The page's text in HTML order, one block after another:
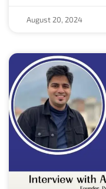
August 20, 2024